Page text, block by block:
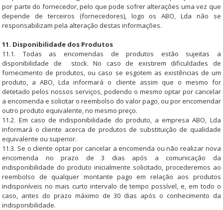
por parte do fornecedor, pelo que pode sofrer alterações uma vez que
depende de terceiros (fornecedores), logo os ABO, Lda não se
responsabilizam pela alteração destas informações.
11. Disponibilidade dos Produtos
11.1. Todas as encomendas de produtos estão sujeitas a
disponibilidade de stock. No caso de existirem dificuldades de
fornecimento de produtos, ou caso se esgotem as existências de um
produto, a ABO, Lda informará o cliente assim que o mesmo for
detetado pelos nossos serviços, podendo o mesmo optar por cancelar
a encomenda e solicitar o reembolso do valor pago, ou por encomendar
outro produto equivalente, no mesmo preço.
11.2. Em caso de indisponibilidade do produto, a empresa ABO, Lda
informará o cliente acerca de produtos de substituição de qualidade
equivalente ou superior.
11.3. Se o cliente optar por cancelar a encomenda ou não realizar nova
encomenda no prazo de 3 dias após a comunicação da
indisponibilidade do produto inicialmente solicitado, procederemos ao
reembolso de qualquer montante pago em relação aos produtos
indisponíveis no mais curto intervalo de tempo possível, e, em todo o
caso, antes do prazo máximo de 30 dias após o conhecimento da
indisponibilidade.